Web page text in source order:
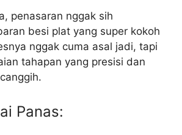
penasaran nggak sih
besi plat yang super kokoh
nggak cuma asal jadi, tapi
tahapan yang presisi dan
Panas: